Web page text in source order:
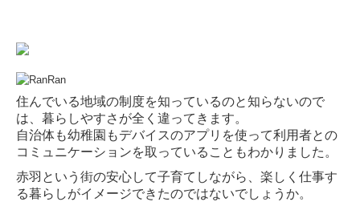
住んでいる地域の制度を知っているのと知らないので
は、暮らしやすさが全く違ってきます。
自治体も幼稚園もデバイスのアプリを使って利用者との
コミュニケーションを取っていることもわかりました。
赤羽という街の安心して子育てしながら、楽しく仕事す
る暮らしがイメージできたのではないでしょうか。